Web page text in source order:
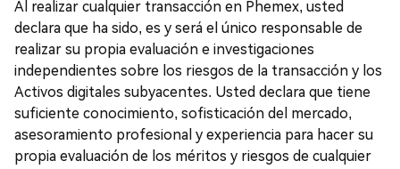
Al realizar cualquier transacción en Phemex, usted
declara que ha sido, es y será el único responsable de
realizar su propia evaluación e investigaciones
independientes sobre los riesgos de la transacción y los
Activos digitales subyacentes. Usted declara que tiene
suficiente conocimiento, sofisticación del mercado,
asesoramiento profesional y experiencia para hacer su
propia evaluación de los méritos y riesgos de cualquier